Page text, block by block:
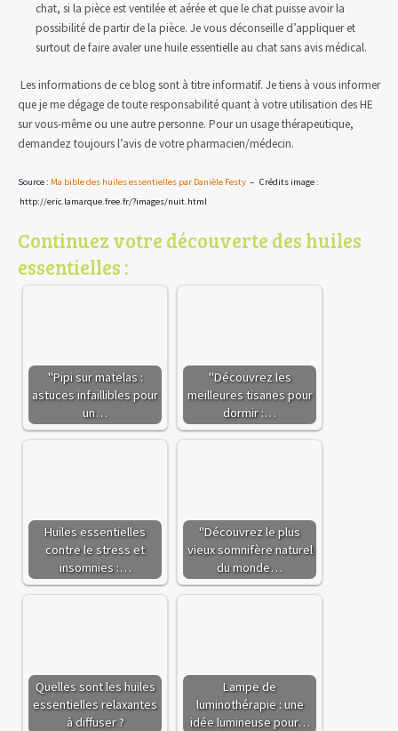
chat, si la pièce est ventilée et aérée et que le chat puisse avoir la
possibilité de partir de la pièce. Je vous déconseille d’appliquer et
surtout de faire avaler une huile essentielle au chat sans avis médical.
Les informations de ce blog sont à titre informatif. Je tiens à vous informer
que je me dégage de toute responsabilité quant à votre utilisation des HE
sur vous-même ou une autre personne. Pour un usage thérapeutique,
demandez toujours l’avis de votre pharmacien/médecin.
Source : Ma bible des huiles essentielles par Danièle Festy – Crédits image :
http://eric.lamarque.free.fr/?images/nuit.html
Continuez votre découverte des huiles
essentielles :
"Pipi sur matelas :
astuces infaillibles pour
un…
"Découvrez les
meilleures tisanes pour
dormir :…
Huiles essentielles
contre le stress et
insomnies :…
"Découvrez le plus
vieux somnifère naturel
du monde…
Quelles sont les huiles
essentielles relaxantes
à diffuser ?
Lampe de
luminothérapie : une
idée lumineuse pour…